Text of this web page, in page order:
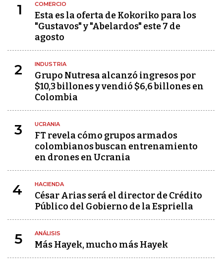
1 COMERCIO
Esta es la oferta de Kokoriko para los
"Gustavos" y "Abelardos" este 7 de
agosto
2 INDUSTRIA
Grupo Nutresa alcanzó ingresos por
$10,3 billones y vendió $6,6 billones en
Colombia
3 UCRANIA
FT revela cómo grupos armados
colombianos buscan entrenamiento
en drones en Ucrania
4 HACIENDA
César Arias será el director de Crédito
Público del Gobierno de la Espriella
5 ANÁLISIS
Más Hayek, mucho más Hayek